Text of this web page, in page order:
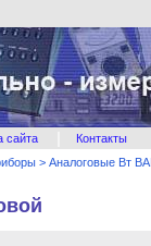
сайта Контакты
> Аналоговые Вт